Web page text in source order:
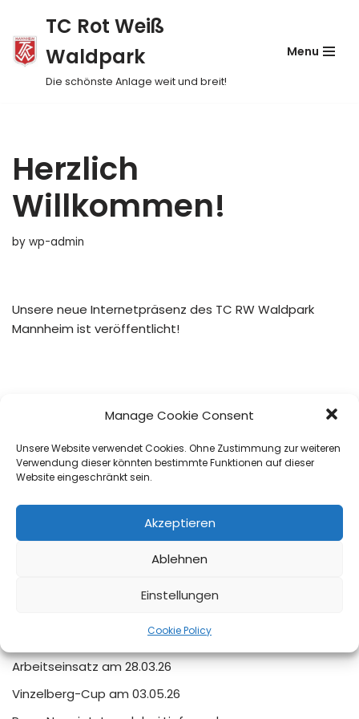
Manage Cookie Consent
Unsere Website verwendet Cookies. Ohne Zustimmung zur weiteren
Verwendung dieser könnten bestimmte Funktionen auf dieser
Website eingeschränkt sein.
Akzeptieren
Ablehnen
Einstellungen
Cookie Policy
Skip
to
content
TC Rot Weiß
Waldpark
Die schönste Anlage weit und breit!
Menu
Herzlich
Willkommen!
by wp-admin
Unsere neue Internetpräsenz des TC RW Waldpark
Mannheim ist veröffentlicht!
Arbeitseinsatz am 28.03.26
Vinzelberg-Cup am 03.05.26